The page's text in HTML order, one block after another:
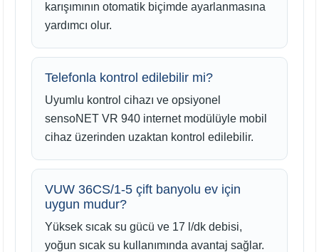
karışımının otomatik biçimde ayarlanmasına
yardımcı olur.
Telefonla kontrol edilebilir mi?
Uyumlu kontrol cihazı ve opsiyonel
sensoNET VR 940 internet modülüyle mobil
cihaz üzerinden uzaktan kontrol edilebilir.
VUW 36CS/1-5 çift banyolu ev için
uygun mudur?
Yüksek sıcak su gücü ve 17 l/dk debisi,
yoğun sıcak su kullanımında avantaj sağlar.